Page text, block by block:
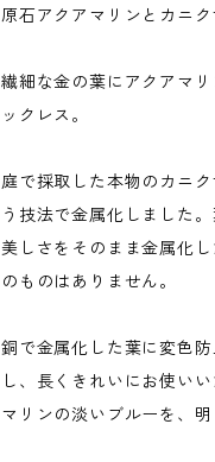
原石アクアマリンとカニ
繊細な金の葉にアクアマ
ックレス。
庭で採取した本物のカニ
う技法で金属化しました
美しさをそのまま金属化
のものはありません。
銅で金属化した葉に変色
し、長くきれいにお使い
マリンの淡いブルーを、